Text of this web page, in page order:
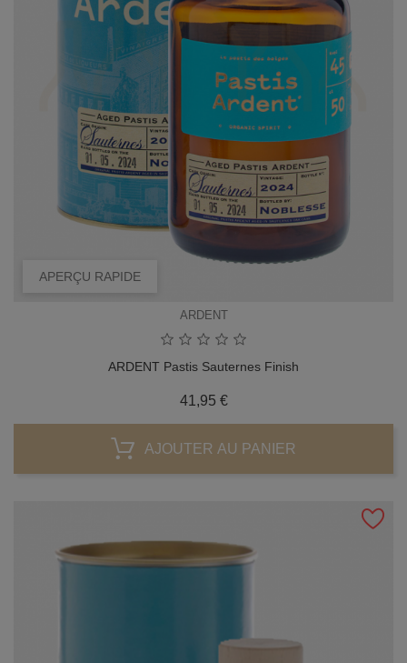
APERÇU RAPIDE
ARDENT
ARDENT Pastis Sauternes Finish
41,95 €Prix
AJOUTER AU PANIER